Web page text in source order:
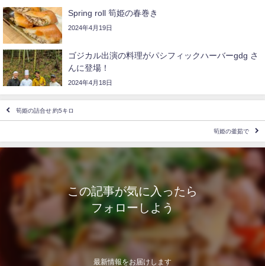
Spring roll 筍姫の春巻き
2024年4月19日
ゴジカル出演の料理がパシフィックハーバーgdg さ
んに登場！
2024年4月18日
筍姫の詰合せ 約5キロ
筍姫の釜茹で
この記事が気に入ったら
フォローしよう
最新情報をお届けします